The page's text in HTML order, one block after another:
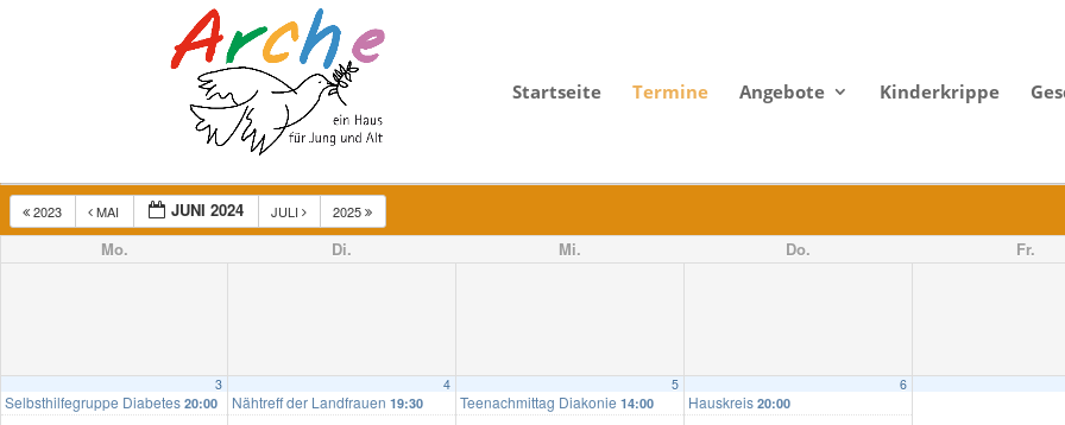
Startseite Termine Angebote Kinderkrippe
2023 MAI JUNI 2024 JULI 2025
Mo. Di. Mi. Do. Fr.
3
Selbsthilfegruppe Diabetes 20:00
4
Nähtreff der Landfrauen 19:30
5
Teenachmittag Diakonie 14:00
6
Hauskreis 20:00